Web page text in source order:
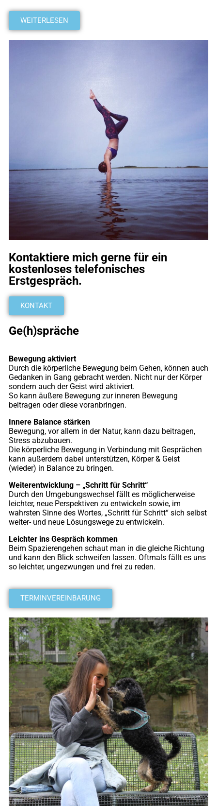
WEITERLESEN
Kontaktiere mich gerne für ein
kostenloses telefonisches
Erstgespräch.
KONTAKT
Ge(h)spräche
Bewegung aktiviert
Durch die körperliche Bewegung beim Gehen, können auch
Gedanken in Gang gebracht werden. Nicht nur der Körper
sondern auch der Geist wird aktiviert.
So kann äußere Bewegung zur inneren Bewegung
beitragen oder diese voranbringen.
Innere Balance stärken
Bewegung, vor allem in der Natur, kann dazu beitragen,
Stress abzubauen.
Die körperliche Bewegung in Verbindung mit Gesprächen
kann außerdem dabei unterstützen, Körper & Geist
(wieder) in Balance zu bringen.
Weiterentwicklung – „Schritt für Schritt“
Durch den Umgebungswechsel fällt es möglicherweise
leichter, neue Perspektiven zu entwickeln sowie, im
wahrsten Sinne des Wortes, „Schritt für Schritt“ sich selbst
weiter- und neue Lösungswege zu entwickeln.
Leichter ins Gespräch kommen
Beim Spazierengehen schaut man in die gleiche Richtung
und kann den Blick schweifen lassen. Oftmals fällt es uns
so leichter, ungezwungen und frei zu reden.
TERMINVEREINBARUNG